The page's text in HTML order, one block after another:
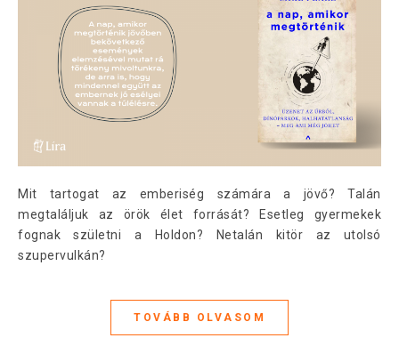
Mit tartogat az emberiség számára a jövő? Talán
megtaláljuk az örök élet forrását? Esetleg gyermekek
fognak születni a Holdon? Netalán kitör az utolsó
szupervulkán?
TOVÁBB OLVASOM